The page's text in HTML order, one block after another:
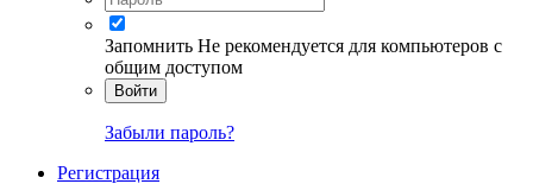
Запомнить Не рекомендуется для компьютеров с
общим доступом
Войти
Забыли пароль?
Регистрация